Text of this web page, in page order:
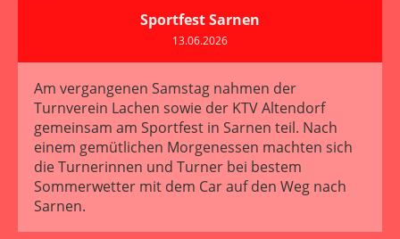
Sportfest Sarnen
13.06.2026
Am vergangenen Samstag nahmen der
Turnverein Lachen sowie der KTV Altendorf
gemeinsam am Sportfest in Sarnen teil. Nach
einem gemütlichen Morgenessen machten sich
die Turnerinnen und Turner bei bestem
Sommerwetter mit dem Car auf den Weg nach
Sarnen.